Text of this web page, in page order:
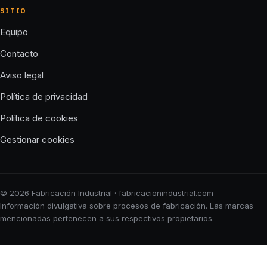
SITIO
Equipo
Contacto
Aviso legal
Política de privacidad
Política de cookies
Gestionar cookies
© 2026 Fabricación Industrial · fabricacionindustrial.com
Información divulgativa sobre procesos de fabricación. Las marcas
mencionadas pertenecen a sus respectivos propietarios.